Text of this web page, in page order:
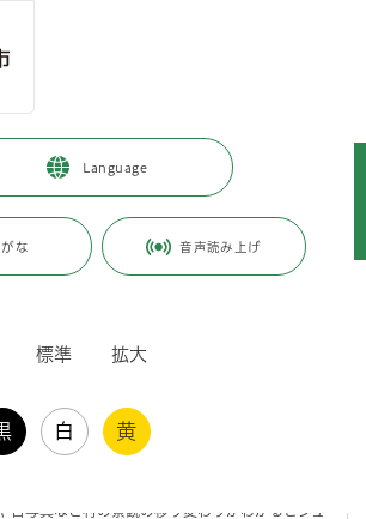
Language
な 音声読み上げ
標準 拡大
白 黄
広報・報道 > 記者への情報提供
を開催します
日発表）大宮盆栽村100周年記念
古写真など村の景観の移り変わりがわかるビジュ